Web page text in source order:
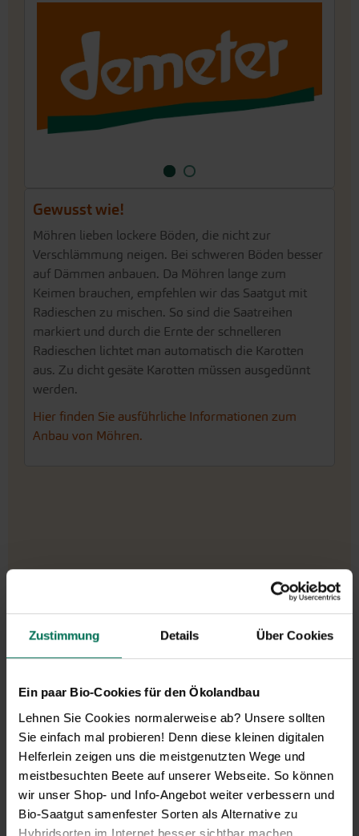
Zustimmung Details Über Cookies
Ein paar Bio-Cookies für den Ökolandbau
Lehnen Sie Cookies normalerweise ab? Unsere sollten
Sie einfach mal probieren! Denn diese kleinen digitalen
Helferlein zeigen uns die meistgenutzten Wege und
meistbesuchten Beete auf unserer Webseite. So können
wir unser Shop- und Info-Angebot weiter verbessern und
Bio-Saatgut samenfester Sorten als Alternative zu
Hybridsorten im Internet besser sichtbar machen.
Gewusst wie!
Möhren lieben lockere Böden, die nicht zur
Verschlämmung neigen. Bei schweren Böden besser
auf Dämmen anbauen. Da Möhren lange zum
Keimen brauchen, empfehlen wir das Saatgut mit
Radieschen zu mischen. So sind die Saatreihen
markiert und durch die Ernte der schnelleren
Radieschen lichtet man automatisch die Karotten
aus. Zu dicht gesäte Karotten müssen ausgedünnt
werden.
Hier finden Sie ausführliche Informationen zum
Anbau von Möhren.
Wir sind telefonisch erreichbar:
Außerhalb der Zeiten schreiben Sie uns eine E-Mail an
info@bingenheimersaatgut.de
Wir helfen Ihnen gerne weiter.